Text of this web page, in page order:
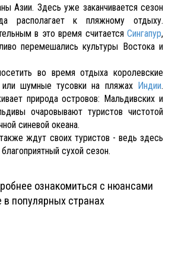
Азии. Здесь уже заканчивается сезон
располагает к пляжному отдыху.
в это время считается Сингапур,
перемешались культуры Востока и
во время отдыха королевские
или шумные тусовки на пляжах Индии.
природа островов: Мальдивских и
очаровывают туристов чистотой
синевой океана.
ждут своих туристов - ведь здесь
сухой сезон.
ознакомиться с нюансами
в популярных странах